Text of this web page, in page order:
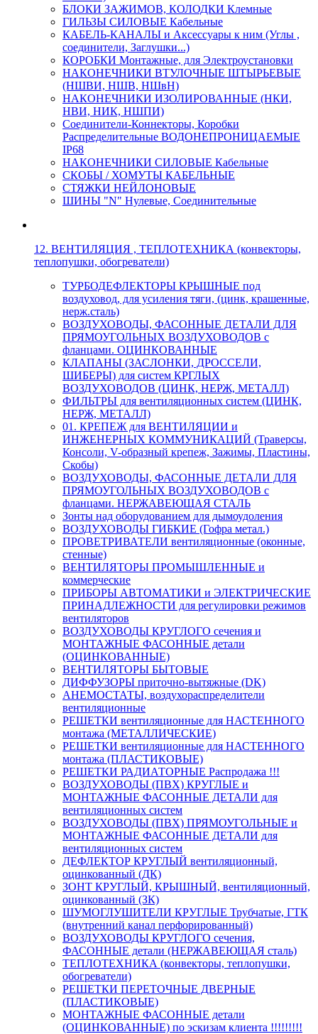
БЛОКИ ЗАЖИМОВ, КОЛОДКИ Клемные
ГИЛЬЗЫ СИЛОВЫЕ Кабельные
КАБЕЛЬ-КАНАЛЫ и Аксессуары к ним (Углы ,
соединители, Заглушки...)
КОРОБКИ Монтажные, для Электроустановки
НАКОНЕЧНИКИ ВТУЛОЧНЫЕ ШТЫРЬЕВЫЕ
(НШВИ, НШВ, НШвН)
НАКОНЕЧНИКИ ИЗОЛИРОВАННЫЕ (НКИ,
НВИ, НИК, НШПИ)
Соединители-Коннекторы, Коробки
Распределительные ВОДОНЕПРОНИЦАЕМЫЕ
IP68
НАКОНЕЧНИКИ СИЛОВЫЕ Кабельные
СКОБЫ / ХОМУТЫ КАБЕЛЬНЫЕ
СТЯЖКИ НЕЙЛОНОВЫЕ
ШИНЫ "N" Нулевые, Соединительные
12. ВЕНТИЛЯЦИЯ , ТЕПЛОТЕХНИКА (конвекторы,
теплопушки, обогреватели)
ТУРБОДЕФЛЕКТОРЫ КРЫШНЫЕ под
воздуховод, для усиления тяги, (цинк, крашенные,
нерж.сталь)
ВОЗДУХОВОДЫ, ФАСОННЫЕ ДЕТАЛИ ДЛЯ
ПРЯМОУГОЛЬНЫХ ВОЗДУХОВОДОВ с
фланцами. ОЦИНКОВАННЫЕ
КЛАПАНЫ (ЗАСЛОНКИ, ДРОССЕЛИ,
ШИБЕРЫ) для систем КРГЛЫХ
ВОЗДУХОВОДОВ (ЦИНК, НЕРЖ, МЕТАЛЛ)
ФИЛЬТРЫ для вентиляционных систем (ЦИНК,
НЕРЖ, МЕТАЛЛ)
01. КРЕПЕЖ для ВЕНТИЛЯЦИИ и
ИНЖЕНЕРНЫХ КОММУНИКАЦИЙ (Траверсы,
Консоли, V-образный крепеж, Зажимы, Пластины,
Скобы)
ВОЗДУХОВОДЫ, ФАСОННЫЕ ДЕТАЛИ ДЛЯ
ПРЯМОУГОЛЬНЫХ ВОЗДУХОВОДОВ с
фланцами. НЕРЖАВЕЮЩАЯ СТАЛЬ
Зонты над оборудованием для дымоудоления
ВОЗДУХОВОДЫ ГИБКИЕ (Гофра метал.)
ПРОВЕТРИВАТЕЛИ вентиляционные (оконные,
стенные)
ВЕНТИЛЯТОРЫ ПРОМЫШЛЕННЫЕ и
коммерческие
ПРИБОРЫ АВТОМАТИКИ и ЭЛЕКТРИЧЕСКИЕ
ПРИНАДЛЕЖНОСТИ для регулировки режимов
вентиляторов
ВОЗДУХОВОДЫ КРУГЛОГО сечения и
МОНТАЖНЫЕ ФАСОННЫЕ детали
(ОЦИНКОВАННЫЕ)
ВЕНТИЛЯТОРЫ БЫТОВЫЕ
ДИФФУЗОРЫ приточно-вытяжные (DK)
АНЕМОСТАТЫ, воздухораспределители
вентиляционные
РЕШЕТКИ вентиляционные для НАСТЕННОГО
монтажа (МЕТАЛЛИЧЕСКИЕ)
РЕШЕТКИ вентиляционные для НАСТЕННОГО
монтажа (ПЛАСТИКОВЫЕ)
РЕШЕТКИ РАДИАТОРНЫЕ Распродажа !!!
ВОЗДУХОВОДЫ (ПВХ) КРУГЛЫЕ и
МОНТАЖНЫЕ ФАСОННЫЕ ДЕТАЛИ для
вентиляционных систем
ВОЗДУХОВОДЫ (ПВХ) ПРЯМОУГОЛЬНЫЕ и
МОНТАЖНЫЕ ФАСОННЫЕ ДЕТАЛИ для
вентиляционных систем
ДЕФЛЕКТОР КРУГЛЫЙ вентиляционный,
оцинкованный (ДК)
ЗОНТ КРУГЛЫЙ, КРЫШНЫЙ, вентиляционный,
оцинкованный (ЗК)
ШУМОГЛУШИТЕЛИ КРУГЛЫЕ Трубчатые, ГТК
(внутренний канал перфорированный)
ВОЗДУХОВОДЫ КРУГЛОГО сечения,
ФАСОННЫЕ детали (НЕРЖАВЕЮЩАЯ сталь)
ТЕПЛОТЕХНИКА (конвекторы, теплопушки,
обогреватели)
РЕШЕТКИ ПЕРЕТОЧНЫЕ ДВЕРНЫЕ
(ПЛАСТИКОВЫЕ)
МОНТАЖНЫЕ ФАСОННЫЕ детали
(ОЦИНКОВАННЫЕ) по эскизам клиента !!!!!!!!!